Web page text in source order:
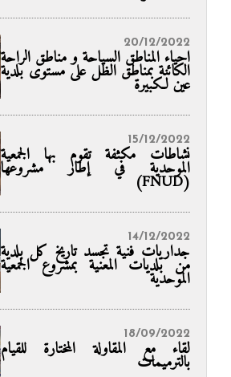
20/12/2022
احياء المناطق السياحة و مناطق الراحة
الكائنة بمناطق الظل على مستوى بلدية
عين لكبيرة
15/12/2022
نشاطات مكثفة تقوم بها الجمعية
الموحدية في إطار مشروعها
(FNUD)
14/12/2022
جداريات فنية تجسد تاريخ كل بلدية
من بلديات المعنية بمشروع الجمعية
الموحدية
18/09/2022
لقاء مع المقاولة المختارة للقيام
بالترميمات